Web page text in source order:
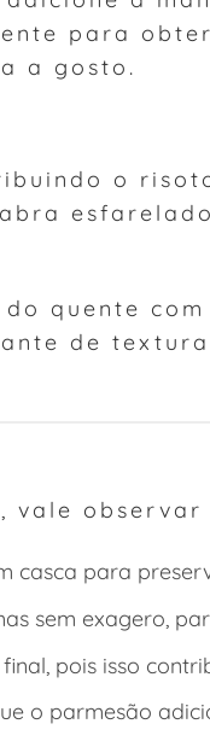
para
a gosto.
o
quente
de
observar
casca para
sem exagero,
pois isso
o parmesão